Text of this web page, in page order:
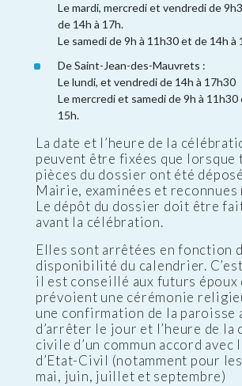
Le mardi, mercredi et vendredi de
de 14h à 17h.
Le samedi de 9h à 11h30 et de 14h à
De Saint-Jean-des-Mauvrets :
Le lundi, et vendredi de 14h à 17h30
Le mercredi et samedi de 9h à 11h30
15h.
La date et l’heure de la
peuvent être fixées que lorsque
pièces du dossier ont été
Mairie, examinées et
Le dépôt du dossier doit être
avant la célébration.
Elles sont arrêtées en fonction
disponibilité du calendrier.
il est conseillé aux futurs époux
prévoient une cérémonie
une confirmation de la paroisse
d’arrêter le jour et l’heure de la
civile d’un commun accord avec
d’Etat-Civil (notamment pour
mai, juin, juillet et septembre)